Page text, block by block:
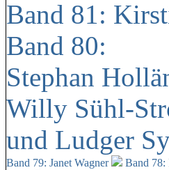
Band 81:
Band 80:
Stephan
Willy Sühl-
und Ludger
Band 79: Janet Wagner Band